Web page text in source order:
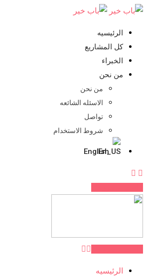
تخطي
الرئيسيه
كل المشاريع
الخبراء
من نحن
من نحن
الاسئله الشائعه
تواصل
شروط الاستخدام
English
الرئيسيه